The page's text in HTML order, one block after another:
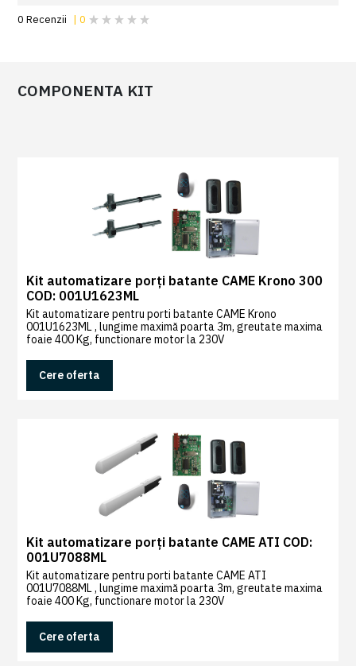
COMPONENTA KIT
Kit automatizare porți batante CAME Krono 300
COD: 001U1623ML
Kit automatizare pentru porti batante CAME Krono
001U1623ML , lungime maximă poarta 3m, greutate maxima
foaie 400 Kg, functionare motor la 230V
Cere oferta
Kit automatizare porți batante CAME ATI COD:
001U7088ML
Kit automatizare pentru porti batante CAME ATI
001U7088ML , lungime maximă poarta 3m, greutate maxima
foaie 400 Kg, functionare motor la 230V
Cere oferta